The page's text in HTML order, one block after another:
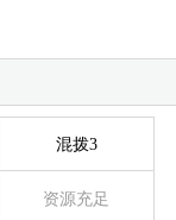
混拨3
资源充足